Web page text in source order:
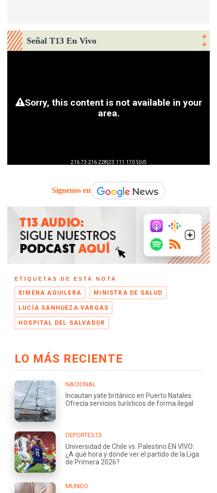
Señal T13 En Vivo
Síguenos en
ETIQUETAS DE ESTA NOTA
XIMENA AGUILERA MINISTRA DE SALUD
LUCÍA SANHUEZA VARGAS
HOSPITAL DEL SALVADOR
LO MÁS RECIENTE
NACIONAL
Incautan yate británico en Puerto Natales:
Ofrecía servicios turísticos de forma ilegal
DEPORTES13
Universidad de Chile vs. Palestino EN VIVO:
¿A qué hora y dónde ver el partido de la Liga
de Primera 2026?
MUNDO